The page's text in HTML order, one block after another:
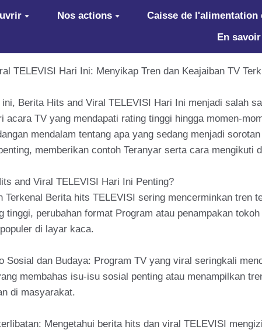
Nos actions Caisse de l'alimentation
En
TELEVISI Hari Ini: Menyikap Tren dan Keajaiban TV
Berita Hits and Viral TELEVISI Hari Ini menjadi salah
acara TV yang mendapati rating tinggi hingga momen-
mendalam tentang apa yang sedang menjadi
memberikan contoh Teranyar serta cara mengikuti
and Viral TELEVISI Hari Ini Penting?
Terkenal Berita hits TELEVISI sering mencerminkan
tinggi, perubahan format Program atau penampakan
di layar kaca.
Sosial dan Budaya: Program TV yang viral seringkali
membahas isu-isu sosial penting atau menampilkan
di masyarakat.
Mengetahui berita hits dan viral TELEVISI